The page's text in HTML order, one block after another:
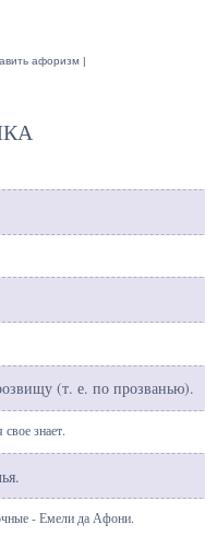
афоризм |
(т. е. по прозванью).
знает.
- Емели да Афони.